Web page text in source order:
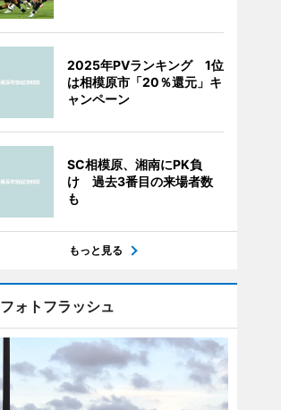
2025年PVランキング 1位
は相模原市「20％還元」キ
ャンペーン
SC相模原、湘南にPK負
け 過去3番目の来場者数
も
もっと見る
フォトフラッシュ